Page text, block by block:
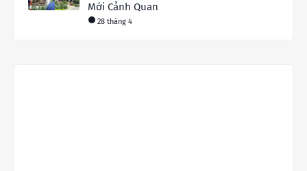
Mới Cảnh Quan
28 tháng 4